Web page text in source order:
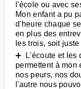
l'école ou avec
Mon enfant a pu
d'heure chaque
en plus des
les trois, soit
➕ L'écoute et les
permettent à mon
nos peurs, nos
l'autre nous